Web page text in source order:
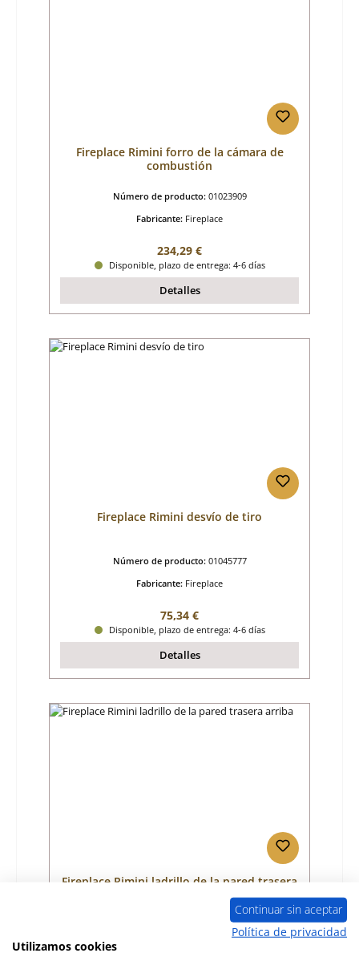
Fireplace Rimini forro de la cámara de
combustión
Número de producto: 01023909
Fabricante: Fireplace
Precio normal:
234,29 €
Disponible, plazo de entrega: 4-6 días
Detalles
Fireplace Rimini desvío de tiro
Número de producto: 01045777
Fabricante: Fireplace
Precio normal:
75,34 €
Disponible, plazo de entrega: 4-6 días
Detalles
Fireplace Rimini ladrillo de la pared trasera
01045778
Continuar sin aceptar
Política de privacidad
Utilizamos cookies